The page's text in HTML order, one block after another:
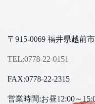
〒915-0069 福井県越前
TEL:0778-22-0151
FAX:0778-22-2315
営業時間:お昼12:00～